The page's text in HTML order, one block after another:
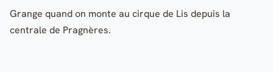
Grange quand on monte au cirque de Lis depuis la
centrale de Pragnères.